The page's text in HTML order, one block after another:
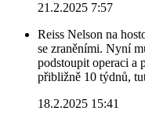
21.2.2025 7:57
Reiss Nelson na
se zraněními. Nyní
podstoupit operaci a
přibližně 10 týdnů,
18.2.2025 15:41